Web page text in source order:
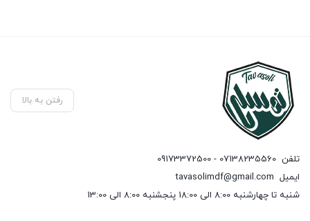
رفتن به بالا
تلفن 07138235560 - 09173372500
ایمیل tavasolimdf@gmail.com
شنبه تا چهارشنبه 8:00 الی 18:00 پنجشنبه 8:00 الی 13:00